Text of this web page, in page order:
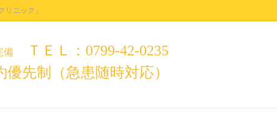
ニック」
備
ＴＥＬ：0799-42-0235
優先制（急患随時対応）